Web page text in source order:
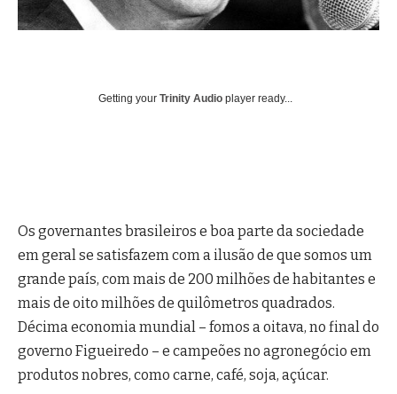
Getting your Trinity Audio player ready...
Os governantes brasileiros e boa parte da sociedade
em geral se satisfazem com a ilusão de que somos um
grande país, com mais de 200 milhões de habitantes e
mais de oito milhões de quilômetros quadrados.
Décima economia mundial – fomos a oitava, no final do
governo Figueiredo – e campeões no agronegócio em
produtos nobres, como carne, café, soja, açúcar.